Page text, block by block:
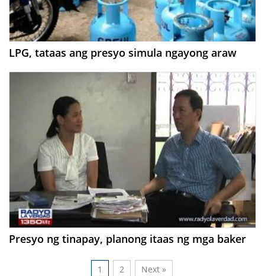
LPG, tataas ang presyo simula ngayong araw
Presyo ng tinapay, planong itaas ng mga baker
1 2 Next »